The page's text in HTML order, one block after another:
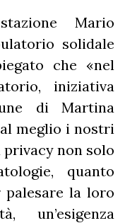
Mario
solidale
che «nel
iniziativa
di Martina
meglio i nostri
non solo
quanto
la loro
un’esigenza